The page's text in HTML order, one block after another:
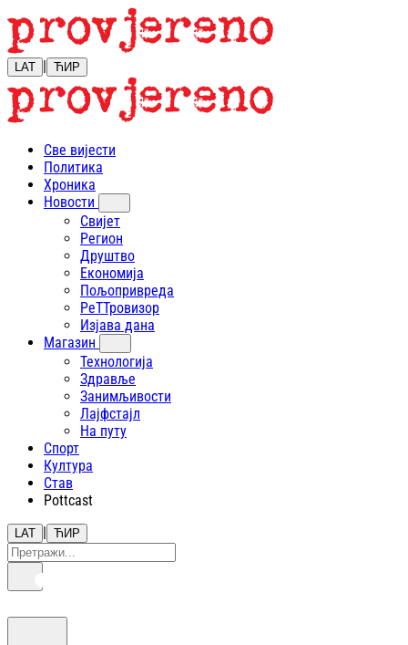
LAT | ЋИР
Све вијести
Политика
Хроника
Новости
Свијет
Регион
Друштво
Економија
Пољопривреда
РеТТровизор
Изјава дана
Магазин
Технологија
Здравље
Занимљивости
Лајфстajл
На путу
Спорт
Култура
Став
Pottcast
LAT | ЋИР